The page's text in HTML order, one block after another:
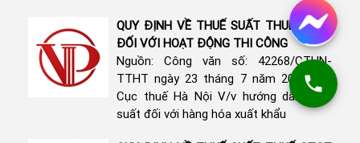
QUY ĐỊNH VỀ THUẾ SUẤT THUẾ GTGT
ĐỐI VỚI HOẠT ĐỘNG THI CÔNG
Nguồn: Công văn số: 42268/CTHN-
TTHT ngày 23 tháng 7 năm 2024 của
Cục thuế Hà Nội V/v hướng dẫn thuế
suất đối với hàng hóa xuất khẩu